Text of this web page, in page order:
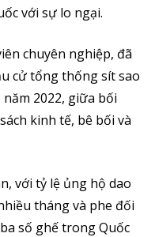
với sự lo ngại.
chuyên nghiệp, đã
cử tổng thống sít sao
2022, giữa bối
kinh tế, bê bối và
với tỷ lệ ủng hộ dao
tháng và phe đối
số ghế trong Quốc